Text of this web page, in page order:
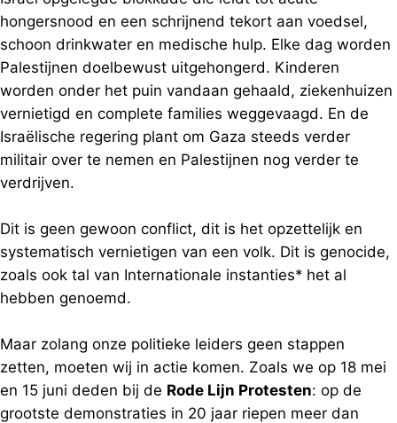
hongersnood en een schrijnend tekort aan voedsel,
schoon drinkwater en medische hulp. Elke dag worden
Palestijnen doelbewust uitgehongerd. Kinderen
worden onder het puin vandaan gehaald, ziekenhuizen
vernietigd en complete families weggevaagd. En de
Israëlische regering plant om Gaza steeds verder
militair over te nemen en Palestijnen nog verder te
verdrijven.
Dit is geen gewoon conflict, dit is het opzettelijk en
systematisch vernietigen van een volk. Dit is genocide,
zoals ook tal van Internationale instanties* het al
hebben genoemd.
Maar zolang onze politieke leiders geen stappen
zetten, moeten wij in actie komen. Zoals we op 18 mei
en 15 juni deden bij de Rode Lijn Protesten: op de
grootste demonstraties in 20 jaar riepen meer dan